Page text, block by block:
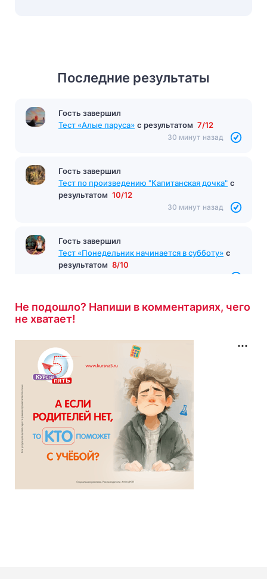
Последние результаты
Гость завершил
Тест «Алые паруса» с результатом 7/12
30 минут назад
Гость завершил
Тест по произведению "Капитанская дочка" с
результатом 10/12
30 минут назад
Гость завершил
Тест «Понедельник начинается в субботу» с
результатом 8/10
Не подошло? Напиши в комментариях, чего
не хватает!